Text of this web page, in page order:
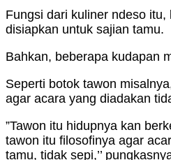
Fungsi dari kuliner ndeso itu,
disiapkan untuk sajian tamu.
Bahkan, beberapa kudapan
Seperti botok tawon
agar acara yang diadakan
”Tawon itu hidupnya kan
tawon itu filosofinya agar
tamu, tidak sepi,’’